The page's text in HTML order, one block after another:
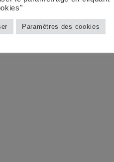
Paramètres des cookies